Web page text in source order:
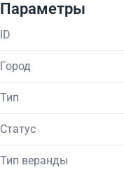
Параметры
ID
Город
Тип
Статус
Тип веранды